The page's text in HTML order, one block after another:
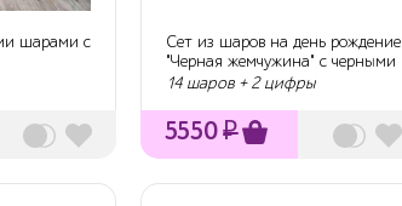
шарами с
Сет из шаров на день рождение
"Черная жемчужина" с черными
ци...
14 шаров + 2 цифры
5550₽